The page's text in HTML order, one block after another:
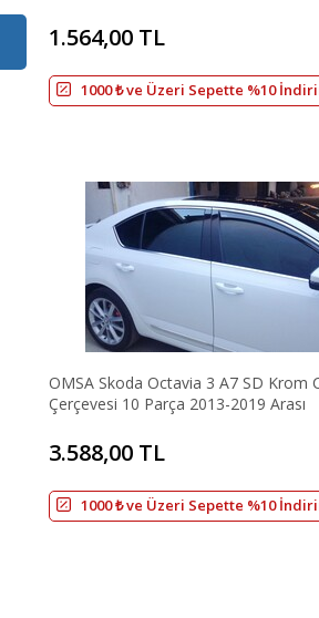
1.564,00 TL
1000 ₺ ve Üzeri Sepette %10
OMSA Skoda Octavia 3 A7 SD Krom
Çerçevesi 10 Parça 2013-2019 Arası
3.588,00 TL
1000 ₺ ve Üzeri Sepette %10